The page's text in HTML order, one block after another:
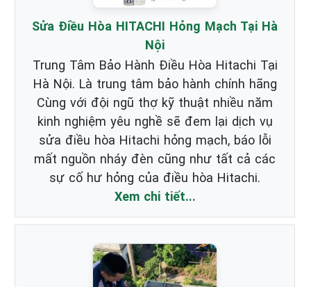
Sửa Điều Hòa HITACHI Hỏng Mạch Tại Hà
Nội
Trung Tâm Bảo Hành Điều Hòa Hitachi Tại
Hà Nội. Là trung tâm bảo hành chính hãng
Cùng với đội ngũ thợ kỹ thuật nhiều năm
kinh nghiệm yêu nghề sẽ đem lại dịch vụ
sửa điều hòa Hitachi hỏng mạch, báo lỗi
mất nguồn nháy đèn cũng như tất cả các
sự cố hư hỏng của điều hòa Hitachi.
Xem chi tiết...